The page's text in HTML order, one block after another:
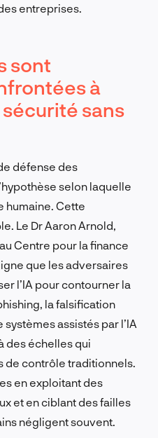
entreprises.
sont
à
sans
défense des
selon laquelle
humaine. Cette
Le Dr Aaron Arnold,
Centre pour la finance
que les adversaires
l’IA pour contourner la
la falsification
assistés par l’IA
des échelles qui
de contrôle traditionnels.
en exploitant des
et en ciblant des failles
négligent souvent.